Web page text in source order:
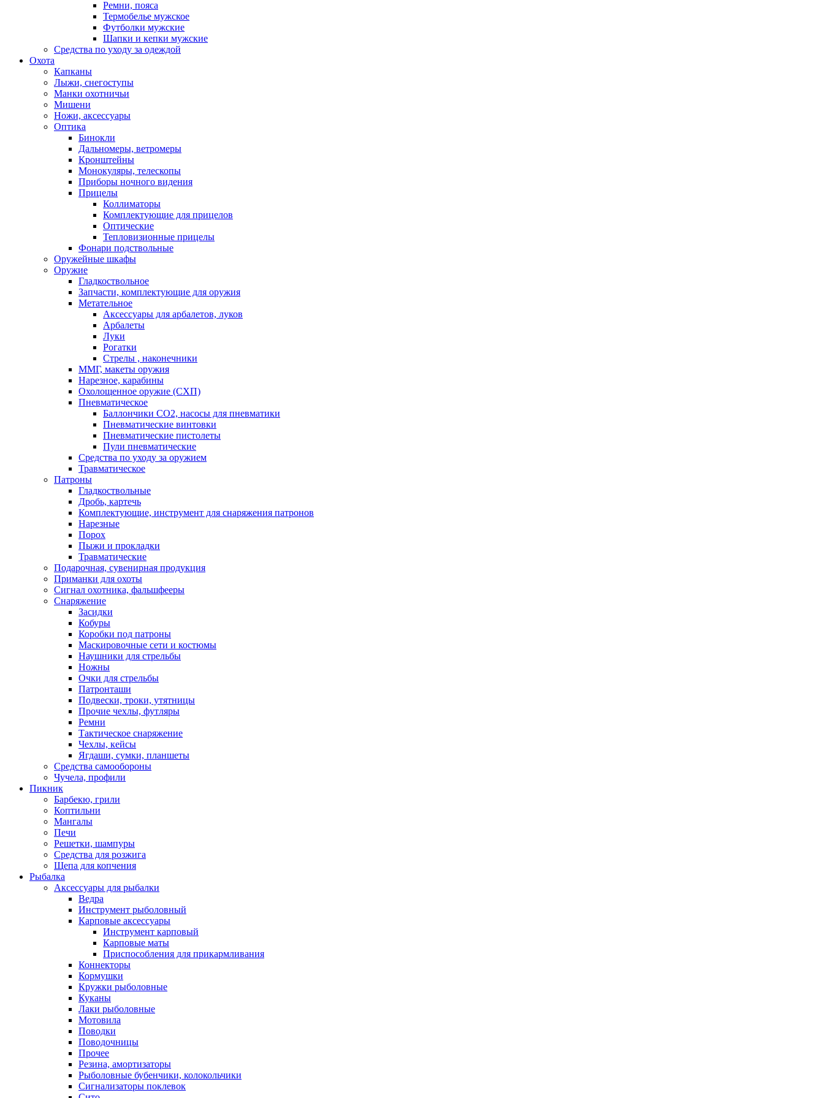
Ремни, пояса
Термобелье мужское
Футболки мужские
Шапки и кепки мужские
Средства по уходу за одеждой
Охота
Капканы
Лыжи, снегоступы
Манки охотничьи
Мишени
Ножи, аксессуары
Оптика
Бинокли
Дальномеры, ветромеры
Кронштейны
Монокуляры, телескопы
Приборы ночного видения
Прицелы
Коллиматоры
Комплектующие для прицелов
Оптические
Тепловизионные прицелы
Фонари подствольные
Оружейные шкафы
Оружие
Гладкоствольное
Запчасти, комплектующие для оружия
Метательное
Аксессуары для арбалетов, луков
Арбалеты
Луки
Рогатки
Стрелы , наконечники
ММГ, макеты оружия
Нарезное, карабины
Охолощенное оружие (СХП)
Пневматическое
Баллончики СО2, насосы для пневматики
Пневматические винтовки
Пневматические пистолеты
Пули пневматические
Средства по уходу за оружием
Травматическое
Патроны
Гладкоствольные
Дробь, картечь
Комплектующие, инструмент для снаряжения патронов
Нарезные
Порох
Пыжи и прокладки
Травматические
Подарочная, сувенирная продукция
Приманки для охоты
Сигнал охотника, фальшфееры
Снаряжение
Засидки
Кобуры
Коробки под патроны
Маскировочные сети и костюмы
Наушники для стрельбы
Ножны
Очки для стрельбы
Патронташи
Подвески, троки, утятницы
Прочие чехлы, футляры
Ремни
Тактическое снаряжение
Чехлы, кейсы
Ягдаши, сумки, планшеты
Средства самообороны
Чучела, профили
Пикник
Барбекю, грили
Коптильни
Мангалы
Печи
Решетки, шампуры
Средства для розжига
Щепа для копчения
Рыбалка
Аксессуары для рыбалки
Ведра
Инструмент рыболовный
Карповые аксессуары
Инструмент карповый
Карповые маты
Приспособления для прикармливания
Коннекторы
Кормушки
Кружки рыболовные
Куканы
Лаки рыболовные
Мотовила
Поводки
Поводочницы
Прочее
Резина, амортизаторы
Рыболовные бубенчики, колокольчики
Сигнализаторы поклевок